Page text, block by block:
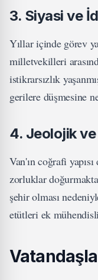
3. Siyasi ve
Yıllar içinde görev
milletvekilleri
istikrarsızlık
gerilere düşmesine
4. Jeolojik
Van'ın coğrafi
zorluklar
şehir olması
etütleri ek